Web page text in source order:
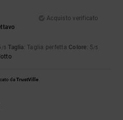
Acquisto verificato
/5 Taglia: Taglia perfetta Colore: 5/5
daTrustVille